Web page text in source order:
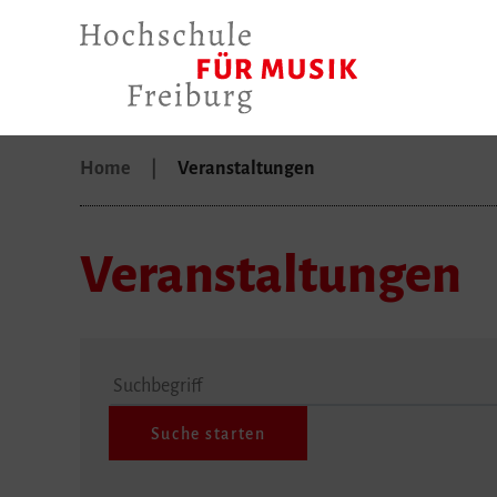
Home Veranstaltungen
Veranstaltungen
Suchbegriff